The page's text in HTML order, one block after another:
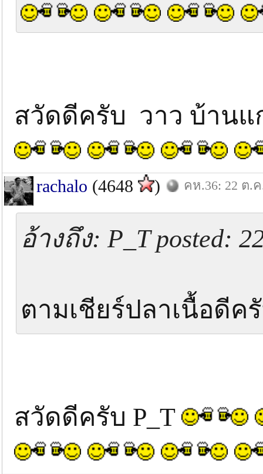
สวัดดีครับ วาว บ้าน
rachalo (4648 ) คห.36: 22 ต.
อ้างถึง: P_T posted:
ตามเชียร์ปลาเนื้อดีค
สวัดดีครับ P_T